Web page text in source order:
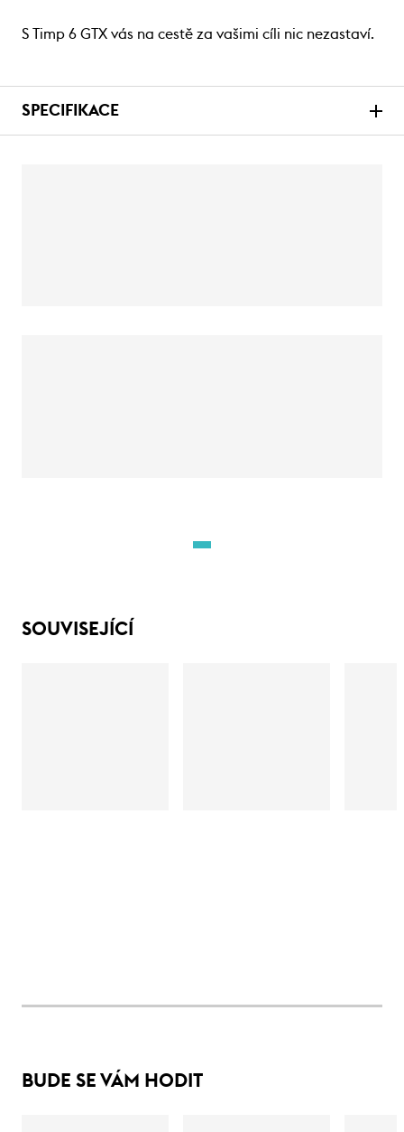
S Timp 6 GTX vás na cestě za vašimi cíli nic nezastaví.
SPECIFIKACE
SOUVISEJÍCÍ
BUDE SE VÁM HODIT